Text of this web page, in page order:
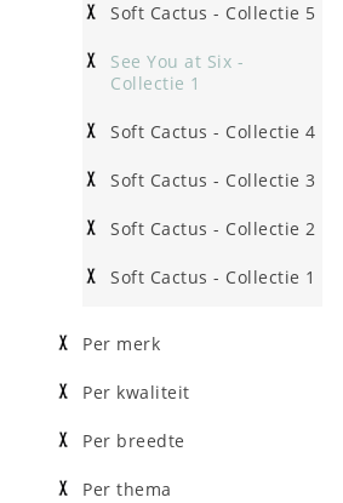
Soft Cactus - Collectie 5
See You at Six -
Collectie 1
Soft Cactus - Collectie 4
Soft Cactus - Collectie 3
Soft Cactus - Collectie 2
Soft Cactus - Collectie 1
Per merk
Per kwaliteit
Per breedte
Per thema